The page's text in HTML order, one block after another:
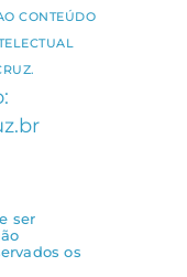
CONTEÚDO
ser
os